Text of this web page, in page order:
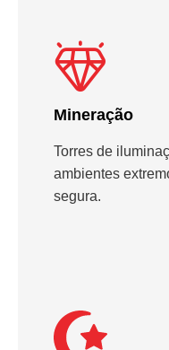
Mineração
Torres de
ambientes
segura.